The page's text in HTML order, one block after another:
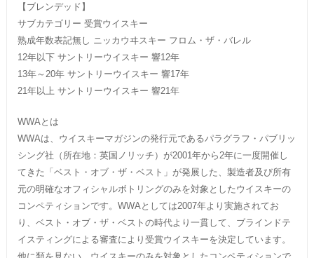
【ブレンデッド】
サブカテゴリー 受賞ウイスキー
熟成年数表記無し ニッカウヰスキー フロム・ザ・バレル
12年以下 サントリーウイスキー 響12年
13年～20年 サントリーウイスキー 響17年
21年以上 サントリーウイスキー 響21年
WWAとは
WWAは、ウイスキーマガジンの発行元であるパラグラフ・パブリッ
シング社（所在地：英国ノリッチ）が2001年から2年に一度開催し
てきた「ベスト・オブ・ザ・ベスト」が発展した、製造者及び所有
元の明確なオフィシャルボトリングのみを対象としたウイスキーの
コンペティションです。WWAとしては2007年より実施されてお
り、ベスト・オブ・ザ・ベストの時代より一貫して、ブラインドテ
イスティングによる審査により受賞ウイスキーを決定しています。